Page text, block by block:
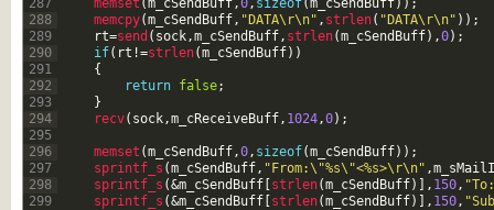
288
289
290
291
292
293
294
295
296
297
298
299
memcpy(m_cSendBuff , "DATA\r\n" , strlen( "DATA\r\n" ) ) ;
rt=send ( sock ,m_cSendBuff , strlen(m_cSendBuff) ,0) ;
if( rt !=strlen(m_cSendBuff) )
{
return false;
}
recv( sock ,m_cReceiveBuff , 1024 ,0) ;
memset (m_cSendBuff ,0 , sizeof(m_cSendBuff) ) ;
sprintf_s (m_cSendBuff , "From:\"%s\"<%s>\r\n" ,
sprintf_s (&m_cSendBuff [strlen(m_cSendBuff) ] , 150 ,
sprintf_s (&m_cSendBuff [strlen(m_cSendBuff) ] , 150 ,